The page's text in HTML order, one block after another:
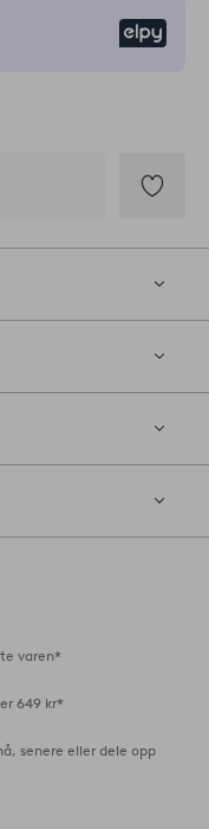
til
varen*
649 kr*
senere eller dele opp